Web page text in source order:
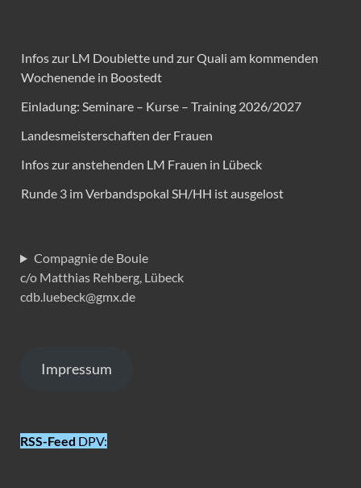
Infos zur LM Doublette und zur Quali am kommenden
Wochenende in Boostedt
Einladung: Seminare – Kurse – Training 2026/2027
Landesmeisterschaften der Frauen
Infos zur anstehenden LM Frauen in Lübeck
Runde 3 im Verbandspokal SH/HH ist ausgelost
Compagnie de Boule
c/o Matthias Rehberg, Lübeck
cdb.luebeck@gmx.de
Impressum
RSS-Feed DPV: